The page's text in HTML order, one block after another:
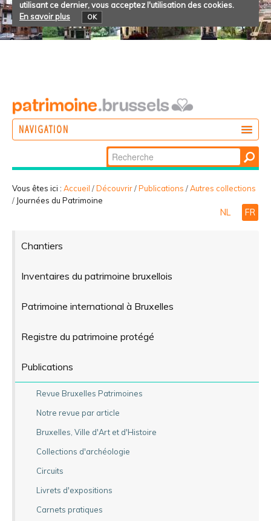
utilisant ce dernier, vous acceptez l'utilisation des cookies.
En savoir plus
OK
NAVIGATION
PARTICIPER
Chercher par
Recherche
avancée…
Vous êtes ici : Accueil /Découvrir/Publications /Autres collections
/ Journées du Patrimoine
NL FR
Chantiers
Inventaires du patrimoine bruxellois
Patrimoine international à Bruxelles
Registre du patrimoine protégé
Publications
Revue Bruxelles Patrimoines
Notre revue par article
Bruxelles, Ville d'Art et d'Histoire
Collections d'archéologie
Circuits
Livrets d'expositions
Carnets pratiques